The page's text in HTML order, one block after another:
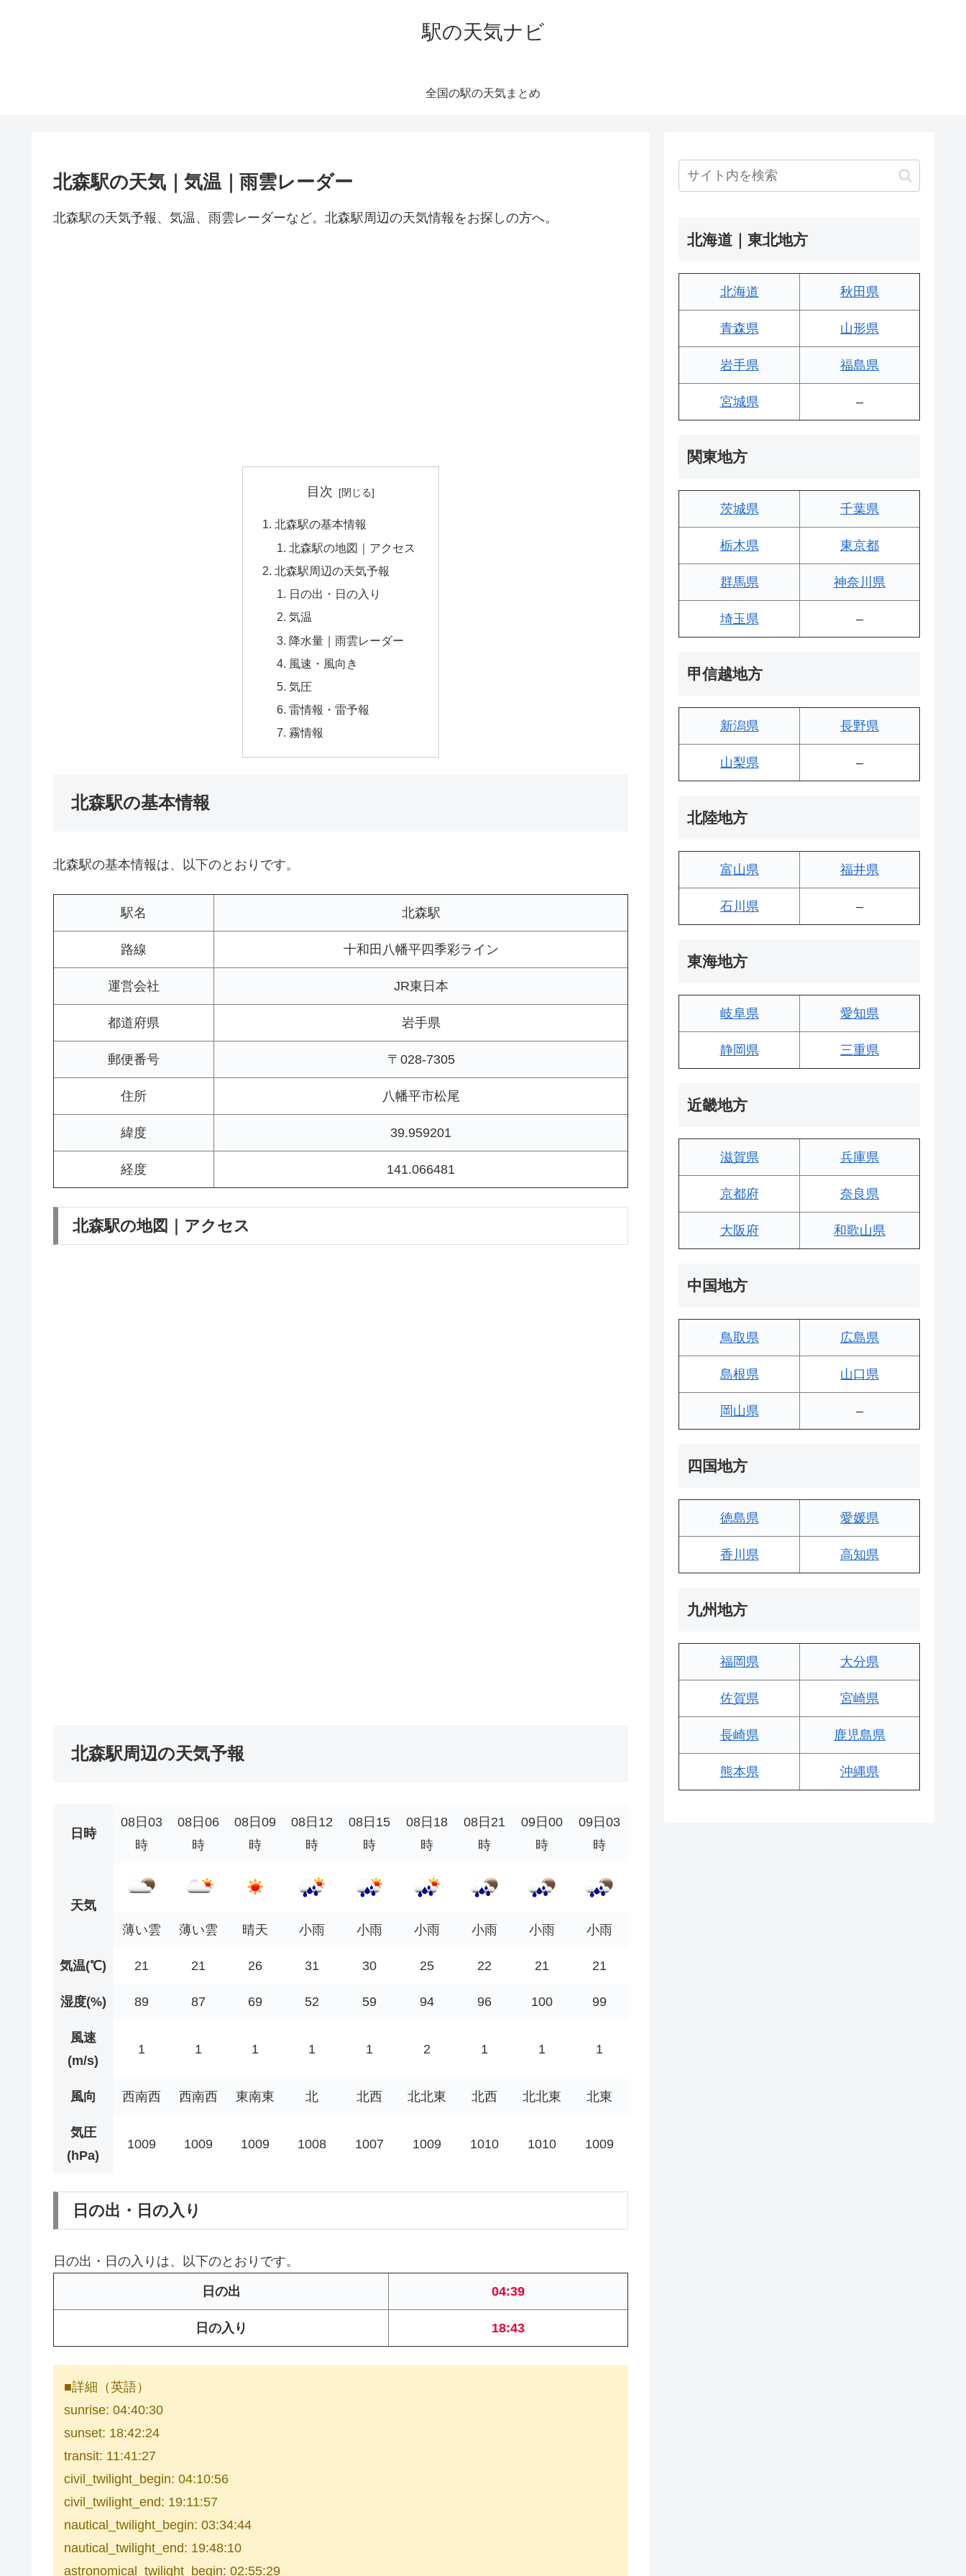
駅の天気ナビ
全国の駅の天気まとめ
北森駅の天気｜気温｜雨雲レーダー
北森駅の天気予報、気温、雨雲レーダーなど。北森駅周辺の天気情報をお探しの方へ。
目次
北森駅の基本情報
北森駅の地図｜アクセス
北森駅周辺の天気予報
日の出・日の入り
気温
降水量｜雨雲レーダー
風速・風向き
気圧
雷情報・雷予報
霧情報
北森駅の基本情報
北森駅の基本情報は、以下のとおりです。
駅名 北森駅
路線 十和田八幡平四季彩ライン
運営会社 JR東日本
都道府県 岩手県
郵便番号 〒028-7305
住所 八幡平市松尾
緯度 39.959201
経度 141.066481
北森駅の地図｜アクセス
北森駅周辺の天気予報
日時
08日03
時
08日06
時
08日09
時
08日12
時
08日15
時
08日18
時
08日21
時
09日00
時
09日03
時
天気
薄い雲
薄い雲 晴天 小雨 小雨 小雨 小雨 小雨 小雨
気温(℃) 21 21 26 31 30 25 22 21 21
湿度(%) 89 87 69 52 59 94 96 100 99
風速
(m/s)
1 1 1 1 1 2 1 1 1
風向 西南西 西南西 東南東 北 北西 北北東 北西 北北東 北東
気圧
(hPa)
1009 1009 1009 1008 1007 1009 1010 1010 1009
日の出・日の入り
日の出・日の入りは、以下のとおりです。
日の出 04:39
日の入り 18:43
■詳細（英語）
sunrise: 04:40:30
sunset: 18:42:24
transit: 11:41:27
civil_twilight_begin: 04:10:56
civil_twilight_end: 19:11:57
nautical_twilight_begin: 03:34:44
nautical_twilight_end: 19:48:10
astronomical_twilight_begin: 02:55:29
北海道｜東北地方
北海道 秋田県
青森県 山形県
岩手県 福島県
宮城県 –
関東地方
茨城県 千葉県
栃木県 東京都
群馬県 神奈川県
埼玉県 –
甲信越地方
新潟県 長野県
山梨県 –
北陸地方
富山県 福井県
石川県 –
東海地方
岐阜県 愛知県
静岡県 三重県
近畿地方
滋賀県 兵庫県
京都府 奈良県
大阪府 和歌山県
中国地方
鳥取県 広島県
島根県 山口県
岡山県 –
四国地方
徳島県 愛媛県
香川県 高知県
九州地方
福岡県 大分県
佐賀県 宮崎県
長崎県 鹿児島県
熊本県 沖縄県